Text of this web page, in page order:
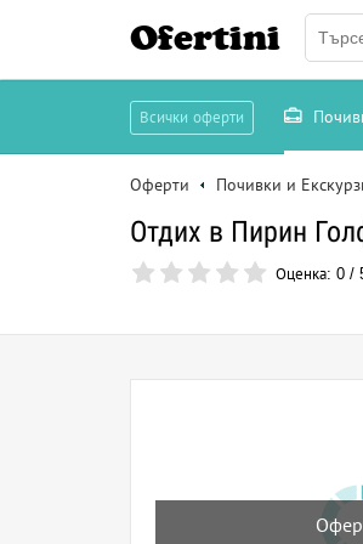
Ofertini
Всички оферти
Оферти Почивки и
Отдих в Пирин
Оценка: 0 /